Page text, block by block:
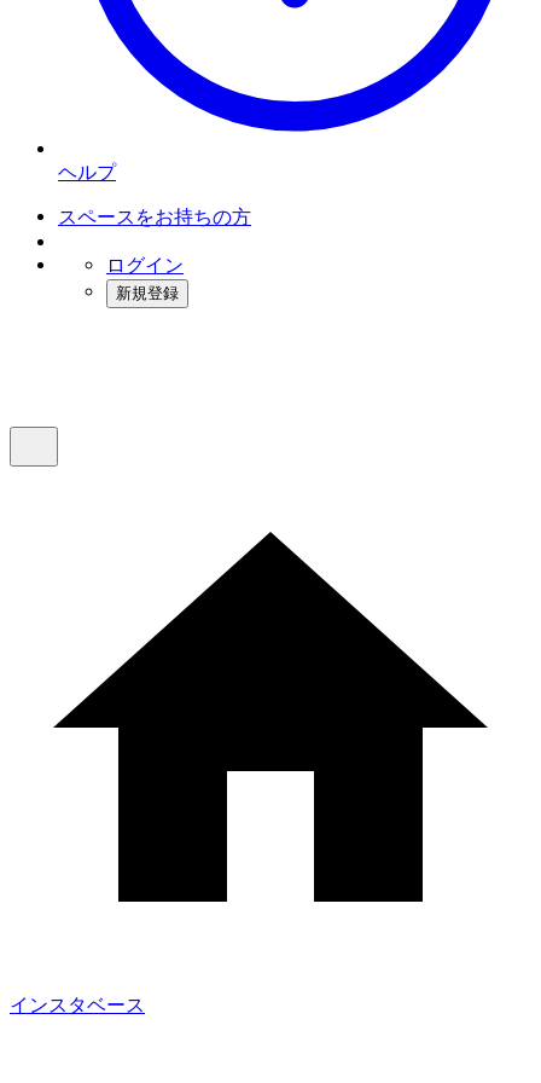
ヘルプ
スペースをお持ちの方
ログイン
新規登録
インスタベース